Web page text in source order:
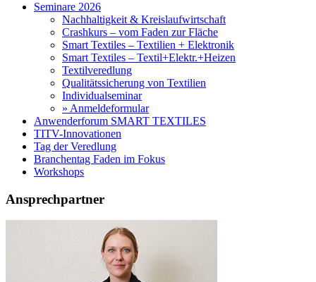
Seminare 2026
Nachhaltigkeit & Kreislaufwirtschaft
Crashkurs – vom Faden zur Fläche
Smart Textiles – Textilien + Elektronik
Smart Textiles – Textil+Elektr.+Heizen
Textilveredlung
Qualitätssicherung von Textilien
Individualseminar
» Anmeldeformular
Anwenderforum SMART TEXTILES
TITV-Innovationen
Tag der Veredlung
Branchentag Faden im Fokus
Workshops
Ansprechpartner